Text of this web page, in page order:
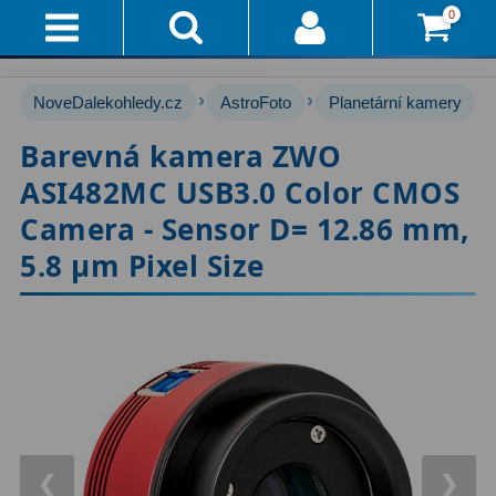
0
Přihlášení
Průvodce
Doručení
A
Platba
Vrácení
Do
Akce!
Pro začátečníky67
Pro děti30
Čočkové 60
ED / Apochromáty 33
Ritchey-Chrétien13
NoveDalekohledy.cz › AstroFoto › Planetární kamery
❮ ❯
Barevná kamera ZWO
ASI482MC USB3.0 Color CMOS
Camera - Sensor D= 12.86 mm,
5.8 µm Pixel Size